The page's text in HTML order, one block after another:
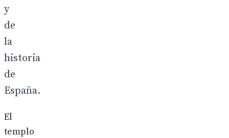
y
de
la
historia
de
España.
El
templo